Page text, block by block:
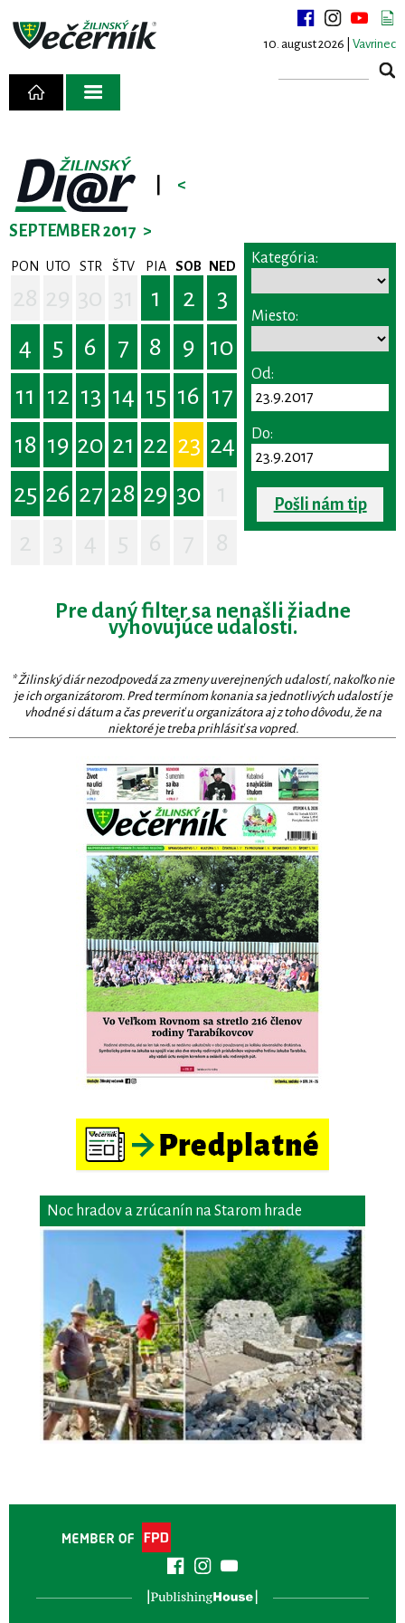
10. august 2026 | Vavrinec
<
SEPTEMBER 2017 >
PON UTO STR ŠTV PIA SOB NED
1 2
3
4
5 6 7 8 9 10
11 12 13 14 15 16 17
18 19 20 21 22 23 24
25 26 27 28 29 30
Kategória:
Miesto:
Od:
Do:
Pošli nám tip
Pre daný filter sa nenašli žiadne
vyhovujúce udalosti.
* Žilinský diár nezodpovedá za zmeny uverejnených udalostí, nakoľko nie
je ich organizátorom. Pred termínom konania sa jednotlivých udalostí je
vhodné si dátum a čas preveriť u organizátora aj z toho dôvodu, že na
niektoré je treba prihlásiť sa vopred.
Noc hradov a zrúcanín na Starom hrade